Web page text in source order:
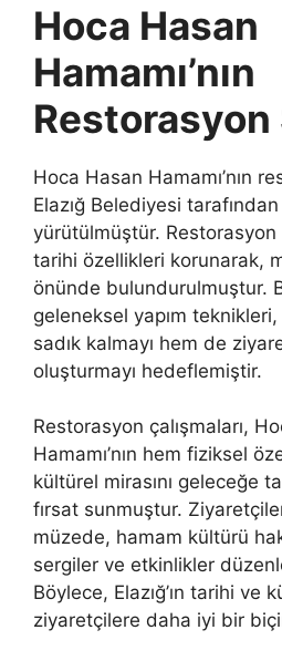
Hoca Hasan
Hamamı’nın
Restorasyon
Hoca Hasan Hamamı’nın
Elazığ Belediyesi
yürütülmüştür. Restorasyon
tarihi özellikleri korunarak,
önünde bulundurulmuştur.
geleneksel yapım
sadık kalmayı hem de
oluşturmayı hedeflemiştir.
Restorasyon çalışmaları,
Hamamı’nın hem fiziksel
kültürel mirasını geleceğe
fırsat sunmuştur.
müzede, hamam kültürü
sergiler ve etkinlikler
Böylece, Elazığ’ın tarihi ve
ziyaretçilere daha iyi bir